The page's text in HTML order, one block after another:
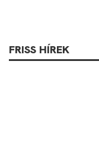
FRISS HÍREK